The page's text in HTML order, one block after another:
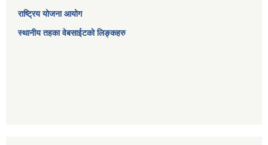
राष्ट्रिय योजना आयोग
स्थानीय तहका वेबसाईटको लिङ्कहरु